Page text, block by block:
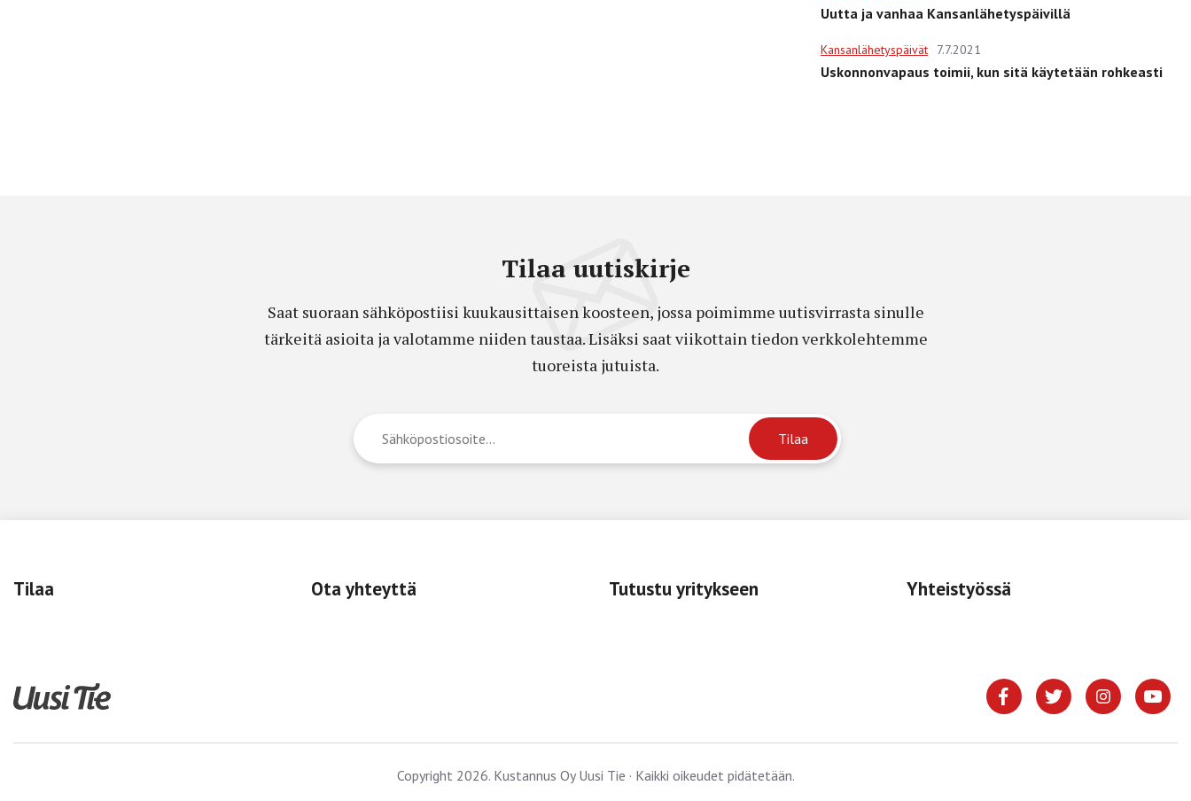
Uutta ja vanhaa Kansanlähetyspäivillä
Kansanlähetyspäivät 7.7.2021
Uskonnonvapaus toimii, kun sitä käytetään rohkeasti
Tilaa uutiskirje
Saat suoraan sähköpostiisi kuukausittaisen koosteen, jossa poimimme uutisvirrasta sinulle
tärkeitä asioita ja valotamme niiden taustaa. Lisäksi saat viikottain tiedon verkkolehtemme
tuoreista jutuista.
Tilaa Ota yhteyttä Tutustu yritykseen Yhteistyössä
Copyright 2026. Kustannus Oy Uusi Tie · Kaikki oikeudet pidätetään.